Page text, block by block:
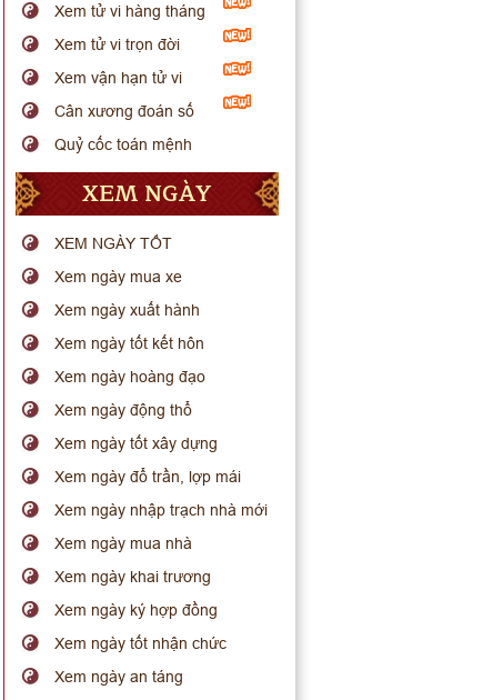
Xem tử vi hàng tháng
Xem tử vi trọn đời
Xem vận hạn tử vi
Cân xương đoán số
Quỷ cốc toán mệnh
XEM NGÀY
XEM NGÀY TỐT
Xem ngày mua xe
Xem ngày xuất hành
Xem ngày tốt kết hôn
Xem ngày hoàng đạo
Xem ngày động thổ
Xem ngày tốt xây dựng
Xem ngày đổ trần, lợp mái
Xem ngày nhập trạch nhà mới
Xem ngày mua nhà
Xem ngày khai trương
Xem ngày ký hợp đồng
Xem ngày tốt nhận chức
Xem ngày an táng